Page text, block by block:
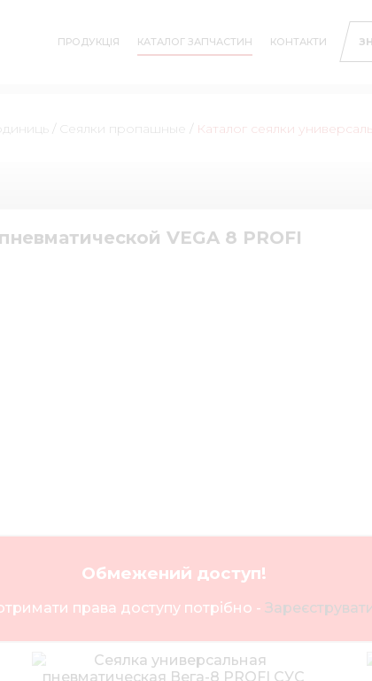
ПРОДУКЦІЯ КАТАЛОГ ЗАПЧАСТИН КОНТАКТИ
/ Сеялки пропашные / Каталог сеялки
VEGA 8 PROFI
Обмежений доступ!
права доступу потрібно -